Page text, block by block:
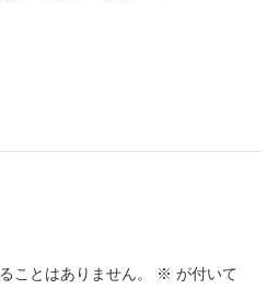
ことはありません。 ※ が付いて